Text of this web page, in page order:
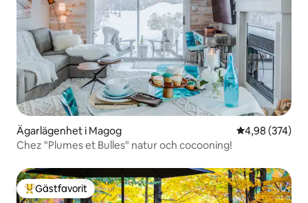
Ägarlägenhet i Magog 4,98 av 5 i
4,98 (374)
Chez "Plumes et Bulles" natur och cocooning!
Populär gästfavorit
Gästfavorit